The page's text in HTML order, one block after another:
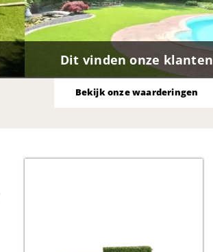
Dit vinden onze klanten
Bekijk onze waarderingen